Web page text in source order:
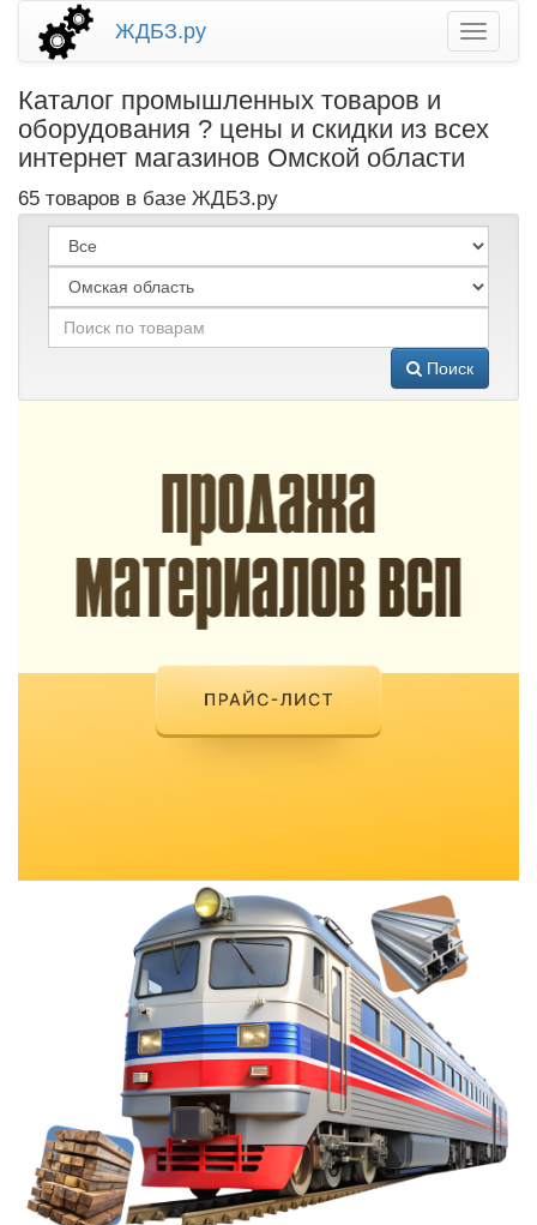
ЖДБЗ.ру
Каталог промышленных товаров и
оборудования ? цены и скидки из всех
интернет магазинов Омской области
65 товаров в базе ЖДБЗ.ру
Поиск